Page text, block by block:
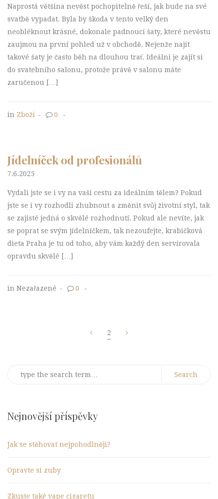
Naprostá většina nevěst pochopitelně řeší, jak bude na své
svatbě vypadat. Byla by škoda v tento velký den
neobléknout krásné, dokonale padnoucí šaty, které nevěstu
zaujmou na první pohled už v obchodě. Nejenže najít
takové šaty je často běh na dlouhou trať. Ideální je zajít si
do svatebního salonu, protože právě v salonu máte
zaručenou […]
in Zboží - 0 -
Jídelníček od profesionálů
7.6.2025
Vydali jste se i vy na vaši cestu za ideálním tělem? Pokud
jste se i vy rozhodli zhubnout a změnit svůj životní styl, tak
se zajisté jedná o skvělé rozhodnutí. Pokud ale nevíte, jak
se poprat se svým jídelníčkem, tak nezoufejte, krabičková
dieta Praha je tu od toho, aby vám každý den servírovala
opravdu skvělé […]
in Nezařazené - 0 -
Stránkování
2
Search
Nejnovější příspěvky
Jak se stěhovat nejpohodlněji?
Opravte si zuby
Zkuste také vape cigaretu